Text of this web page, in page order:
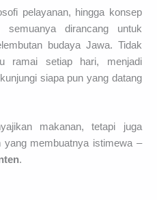
pelayanan, hingga konsep
dirancang untuk
budaya Jawa. Tidak
ramai setiap hari, menjadi
siapa pun yang datang
makanan, tetapi juga
yang membuatnya istimewa –
.